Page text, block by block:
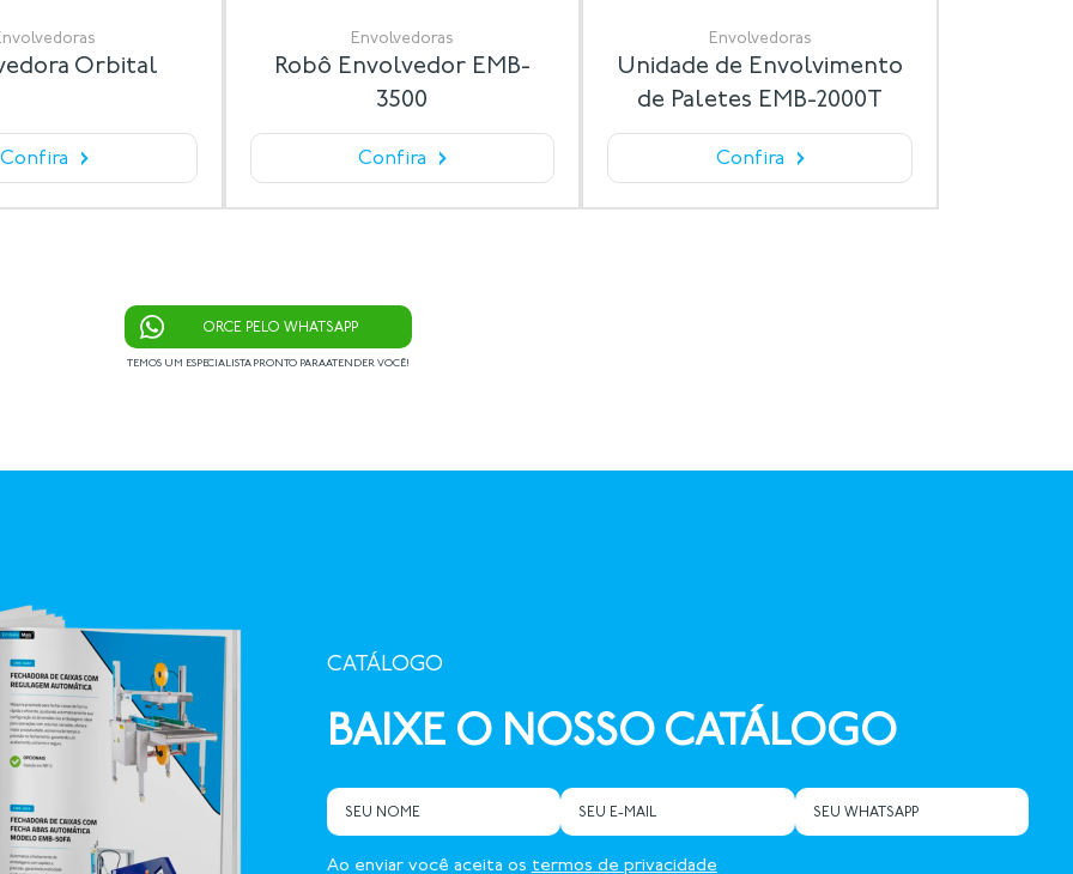
Orbital
Confira ›
Envolvedoras
Robô Envolvedor EMB-
3500
Confira ›
Envolvedoras
Unidade de Envolvimento
de Paletes EMB-2000T
Confira ›
ORCE PELO WHATSAPP
TEMOS UM ESPECIALISTA PRONTO PARA ATENDER VOCÊ!
CATÁLOGO
BAIXE O NOSSO CATÁLOGO
Ao enviar você aceita os termos de privacidade